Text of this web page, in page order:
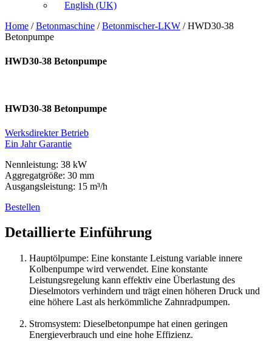
English (UK)
Home /Betonmaschine /Betonmischer-LKW / HWD30-38
Betonpumpe
HWD30-38 Betonpumpe
HWD30-38 Betonpumpe
Werksdirekter Betrieb
Ein Jahr Garantie
Nennleistung: 38 kW
Aggregatgröße: 30 mm
Ausgangsleistung: 15 m³/h
Bestellen
Detaillierte Einführung
Hauptölpumpe: Eine konstante Leistung variable innere
Kolbenpumpe wird verwendet. Eine konstante
Leistungsregelung kann effektiv eine Überlastung des
Dieselmotors verhindern und trägt einen höheren Druck und
eine höhere Last als herkömmliche Zahnradpumpen.
Stromsystem: Dieselbetonpumpe hat einen geringen
Energieverbrauch und eine hohe Effizienz.